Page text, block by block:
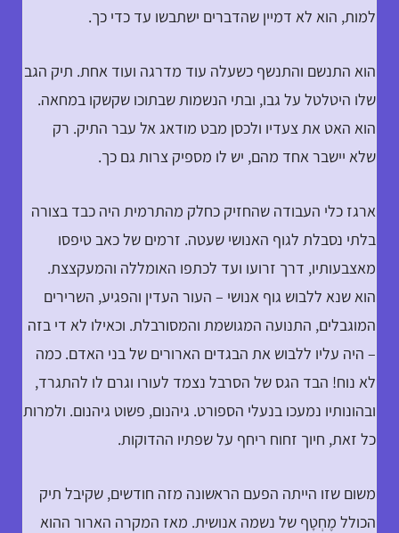
למות, הוא לא דמיין שהדברים ישתבשו עד כדי כך.
הוא התנשם והתנשף כשעלה עוד מדרגה ועוד אחת. תיק הגב
שלו היטלטל על גבו, ובתי הנשמות שבתוכו שקשקו במחאה.
הוא האט את צעדיו ולכסן מבט מודאג אל עבר התיק. רק
שלא יישבר אחד מהם, יש לו מספיק צרות גם כך.
ארגז כלי העבודה שהחזיק כחלק מהתרמית היה כבד בצורה
בלתי נסבלת לגוף האנושי שעטה. זרמים של כאב טיפסו
מאצבעותיו, דרך זרועו ועד לכתפו האומללה והמעקצצת.
הוא שנא ללבוש גוף אנושי – העור העדין והפגיע, השרירים
המוגבלים, התנועה המגושמת והמסורבלת. וכאילו לא די בזה
– היה עליו ללבוש את הבגדים הארורים של בני האדם. כמה
לא נוח! הבד הגס של הסרבל נצמד לעורו וגרם לו להתגרד,
ובהונותיו נמעכו בנעלי הספורט. גיהנום, פשוט גיהנום. ולמרות
כל זאת, חיוך זחוח ריחף על שפתיו ההדוקות.
משום שזו הייתה הפעם הראשונה מזה חודשים, שקיבל תיק
הכולל מֶחְטָף של נשמה אנושית. מאז המקרה הארור ההוא